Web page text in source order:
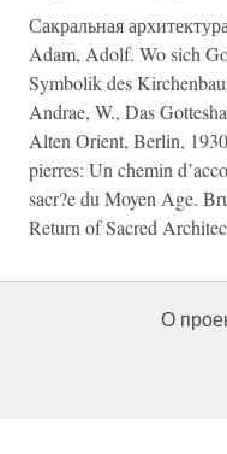
Сакральная
Adam, Adolf. Wo sich
Symbolik des
Andrae, W., Das
Alten Orient, Berlin,
pierres: Un chemin
sacr?e du Moyen Age.
Return of Sacred
О